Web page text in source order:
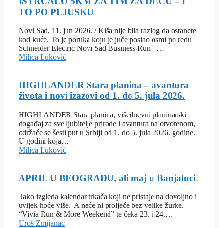
TO PO PLJUSKU
Novi Sad, 11. jun 2026. / Kiša nije bila razlog da ostanete
kod kuće. To je poruka koju je juče poslao osmi po redu
Schneider Electric Novi Sad Business Run –…
Milica Luković
HIGHLANDER Stara planina – avantura
života i novi izazovi od 1. do 5. jula 2026.
HIGHLANDER Stara planina, višednevni planinarski
događaj za sve ljubitelje prirode i avantura na otvorenom,
održaće se šesti put u Srbiji od 1. do 5. jula 2026. godine.
U godini koja…
Milica Luković
APRIL U BEOGRADU, ali maj u Banjaluci!
Tako izgleda kalendar trkača koji ne pristaje na dovoljno i
uvijek hoće više. A neće ni proljeće bez velike žurke.
“Vivia Run & More Weekend” te čeka 23. i 24.…
Uroš Zmijanac